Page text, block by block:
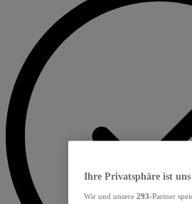
Ihre Privatsphäre ist
Wir und unsere 293-Partner